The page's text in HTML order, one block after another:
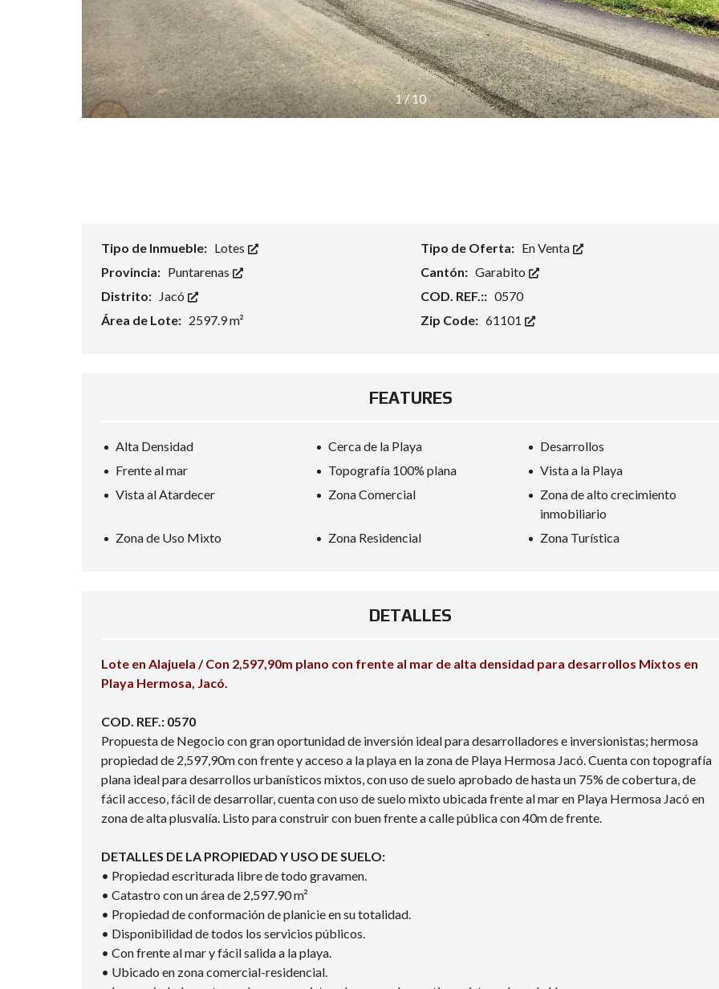
M
E
J
O
R
E
S
E
1/10
Tipo de Inmueble: Lotes Tipo de Oferta: En Venta
Provincia: Puntarenas Cantón: Garabito
Distrito: Jacó COD. REF.:: 0570
Área de Lote: 2597.9 m² Zip Code: 61101
FEATURES
Alta Densidad Cerca de la Playa
Desarrollos
Frente al mar
Topografía 100% plana
Vista a la Playa
Vista al Atardecer
Zona Comercial
Zona de alto crecimiento
inmobiliario
Zona de Uso Mixto
Zona Residencial Zona Turística
DETALLES
Lote en Alajuela / Con 2,597,90m plano con frente al mar de alta densidad para desarrollos Mixtos en
Playa Hermosa, Jacó.
COD. REF.: 0570
Propuesta de Negocio con gran oportunidad de inversión ideal para desarrolladores e inversionistas; hermosa
propiedad de 2,597,90m con frente y acceso a la playa en la zona de Playa Hermosa Jacó. Cuenta con topografía
plana ideal para desarrollos urbanísticos mixtos, con uso de suelo aprobado de hasta un 75% de cobertura, de
fácil acceso, fácil de desarrollar, cuenta con uso de suelo mixto ubicada frente al mar en Playa Hermosa Jacó en
zona de alta plusvalía. Listo para construir con buen frente a calle pública con 40m de frente.
DETALLES DE LA PROPIEDAD Y USO DE SUELO:
• Propiedad escriturada libre de todo gravamen.
• Catastro con un área de 2,597.90 m²
• Propiedad de conformación de planicie en su totalidad.
• Disponibilidad de todos los servicios públicos.
• Con frente al mar y fácil salida a la playa.
• Ubicado en zona comercial-residencial.